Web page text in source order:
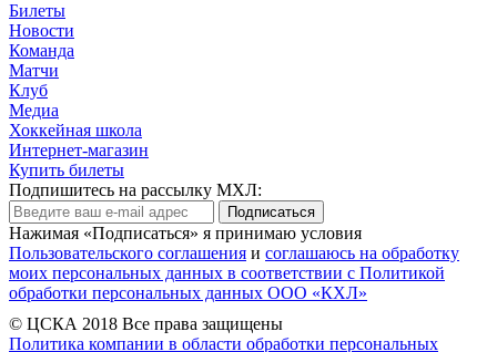
Билеты
Новости
Команда
Матчи
Клуб
Медиа
Хоккейная школа
Интернет-магазин
Купить билеты
Подпишитесь на рассылку МХЛ:
Подписаться
Нажимая «Подписаться» я принимаю условия
Пользовательского соглашения и соглашаюсь на обработку
моих персональных данных в соответствии с Политикой
обработки персональных данных ООО «КХЛ»
© ЦСКА 2018 Все права защищены
Политика компании в области обработки персональных